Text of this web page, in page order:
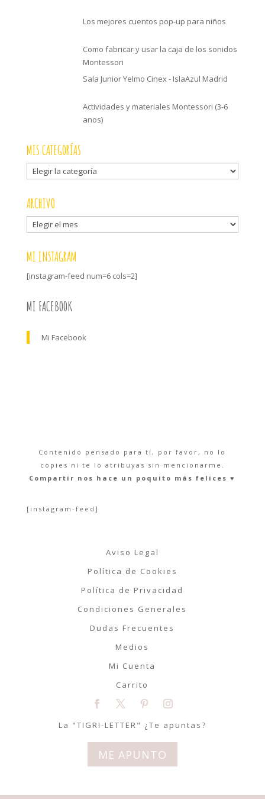
Los mejores cuentos pop-up para niños
Como fabricar y usar la caja de los sonidos
Montessori
Sala Junior Yelmo Cinex - IslaAzul Madrid
Actividades y materiales Montessori (3-6
anos)
MIS CATEGORÍAS
Mis
categorías
ARCHIVO
Archivo
MI INSTAGRAM
[instagram-feed num=6 cols=2]
MI FACEBOOK
Mi Facebook
Contenido pensado para tí, por favor, no lo
copies ni te lo atribuyas sin mencionarme.
Compartir nos hace un poquito más felices ♥︎
[instagram-feed]
Aviso Legal
Política de Cookies
Política de Privacidad
Condiciones Generales
Dudas Frecuentes
Medios
Mi Cuenta
Carrito
La "TIGRI-LETTER" ¿Te apuntas?
ME APUNTO